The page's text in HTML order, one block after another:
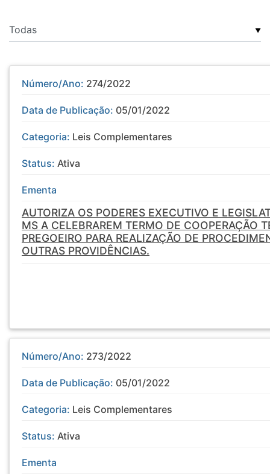
▼
Número/Ano: 274/2022
Data de Publicação: 05/01/2022
Categoria: Leis Complementares
Status: Ativa
Ementa
AUTORIZA OS PODERES EXECUTIVO E
MS A CELEBRAREM TERMO DE COOPERAÇÃO
PREGOEIRO PARA REALIZAÇÃO DE
OUTRAS PROVIDÊNCIAS.
Número/Ano: 273/2022
Data de Publicação: 05/01/2022
Categoria: Leis Complementares
Status: Ativa
Ementa